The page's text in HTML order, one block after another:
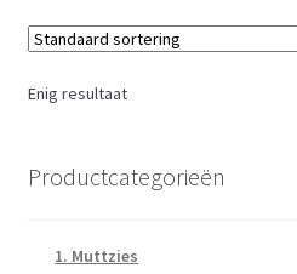
Enig resultaat
Productcategorieën
1. Muttzies